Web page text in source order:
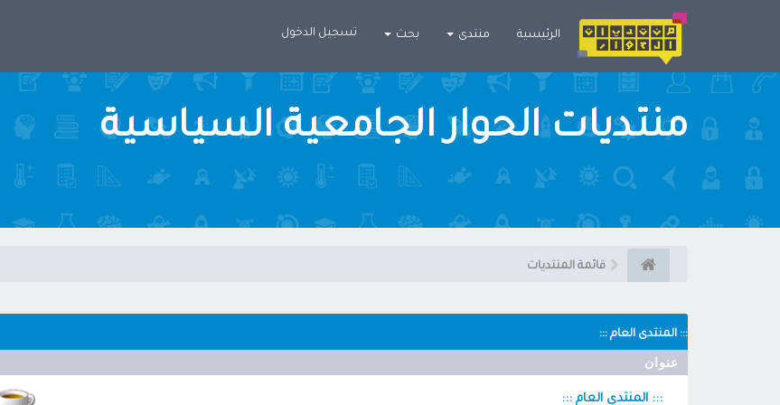
الرئيسية منتدى بحث تسجيل الدخول
منتديات الحوار الجامعية السياسية
قائمة المنتديات
::: المنتدى العام :::
عنوان
::: المنتدى العام :::